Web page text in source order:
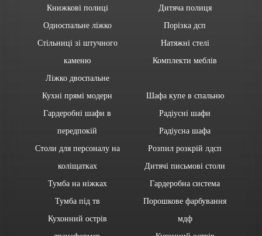
Книжкові полиці
Односпальне ліжко
Стільниці зі штучного
каменю
Ліжко двоспальне
Дитяча полиця
Порізка дсп
Натяжні стелі
Комплекти меблів
Кухні прямі модерн
Гардеробні шафи в
передпокій
Столи для персоналу на
коліщатках
Тумба на ніжках
Тумба під тв
Кухонний острів
Шафа купе в спальню
Радіусні шафи
Радіусна шафа
Розпил розкрій лдсп
Дитячі письмові столи
Гардеробна система
Порошкове фарбування
мдф